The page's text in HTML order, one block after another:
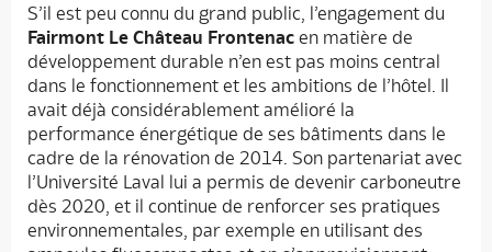
S’il est peu connu du grand public, l’engagement du
Fairmont Le Château Frontenac en matière de
développement durable n’en est pas moins central
dans le fonctionnement et les ambitions de l’hôtel. Il
avait déjà considérablement amélioré la
performance énergétique de ses bâtiments dans le
cadre de la rénovation de 2014. Son partenariat avec
l’Université Laval lui a permis de devenir carboneutre
dès 2020, et il continue de renforcer ses pratiques
environnementales, par exemple en utilisant des